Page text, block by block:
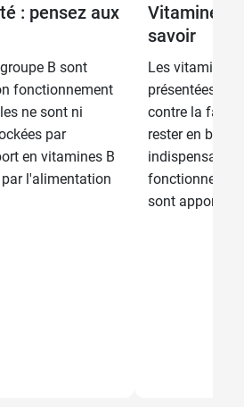
: pensez aux
B sont
fonctionnement
ne sont ni
par
en vitamines B
l'alimentation
Vitamines :
savoir
Les vitamines
présentées
contre la
rester en
sont